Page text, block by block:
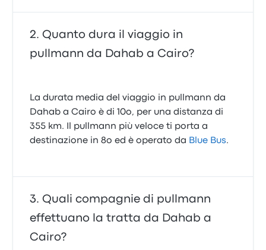
Quanto dura il viaggio in
pullmann da Dahab a Cairo?
La durata media del viaggio in pullmann da
Dahab a Cairo è di 10o, per una distanza di
355 km. Il pullmann più veloce ti porta a
destinazione in 8o ed è operato da Blue Bus.
Quali compagnie di pullmann
effettuano la tratta da Dahab a
Cairo?